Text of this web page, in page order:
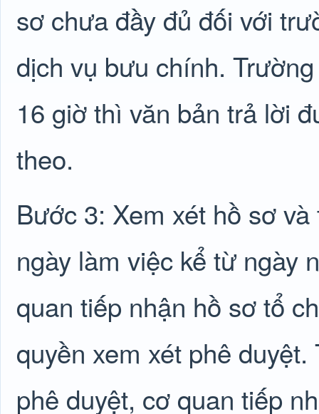
sơ chưa đầy đủ đối với
dịch vụ bưu chính.
16 giờ thì văn bản trả lời
theo.
Bước 3: Xem xét hồ sơ
ngày làm việc kể từ ngày
quan tiếp nhận hồ sơ tổ
quyền xem xét phê
phê duyệt, cơ quan tiếp